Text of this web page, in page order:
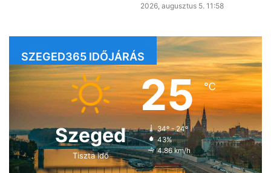
2026, augusztus 5. 11:58
SZEGED365 IDŐJÁRÁS
Szeged
Tiszta idő
25℃
34º - 24º
43%
4.86 km/h